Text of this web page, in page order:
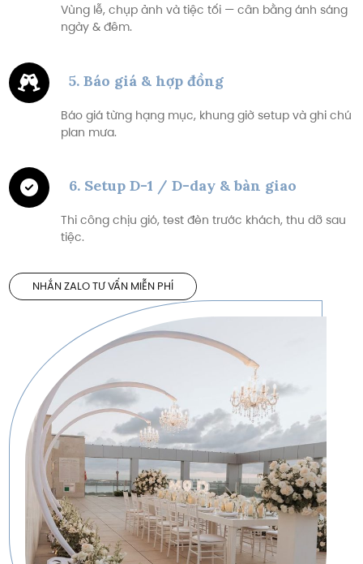
Vùng lễ, chụp ảnh và tiệc tối — cân bằng ánh sáng
ngày & đêm.
5. Báo giá & hợp đồng
Báo giá từng hạng mục, khung giờ setup và ghi chú
plan mưa.
6. Setup D-1 / D-day & bàn giao
Thi công chịu gió, test đèn trước khách, thu dỡ sau
tiệc.
NHẮN ZALO TƯ VẤN MIỄN PHÍ